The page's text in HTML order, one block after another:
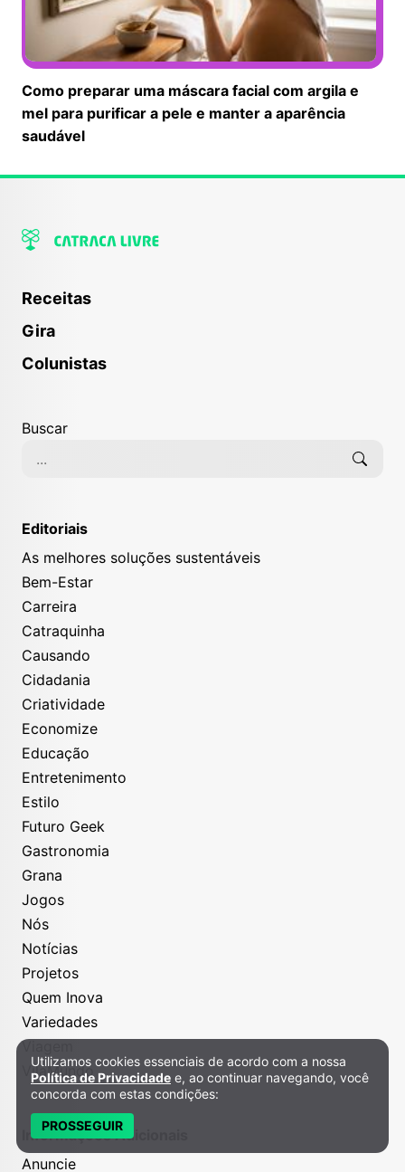
Como preparar uma máscara facial com argila e
mel para purificar a pele e manter a aparência
saudável
Receitas
Gira
Colunistas
Buscar
Editoriais
As melhores soluções sustentáveis
Bem-Estar
Carreira
Catraquinha
Causando
Cidadania
Criatividade
Economize
Educação
Entretenimento
Estilo
Futuro Geek
Gastronomia
Grana
Jogos
Nós
Notícias
Projetos
Quem Inova
Variedades
Viagem
VilaMundo
Informações Adicionais
Anuncie
Política de Privacidade e Cookies
Utilizamos cookies essenciais de acordo com a nossa
Política de Privacidade e, ao continuar navegando, você
concorda com estas condições:
PROSSEGUIR